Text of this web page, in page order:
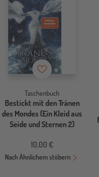
Merkzettel
Taschenbuch
Bestickt mit den Tränen
des Mondes (Ein Kleid aus
Seide und Sternen 2)
10,00 €
Nach Ähnlichem stöbern